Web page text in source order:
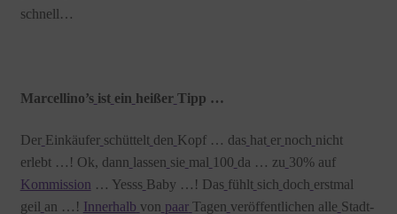
schnell…
Marcellino’s ist ein heißer Tipp …
Der Einkäufer schüttelt den Kopf … das hat er noch nicht
erlebt …! Ok, dann lassen sie mal 100 da … zu 30% auf
Kommission … Yesss Baby …! Das fühlt sich doch erstmal
geil an …! Innerhalb von paar Tagen veröffentlichen alle Stadt-